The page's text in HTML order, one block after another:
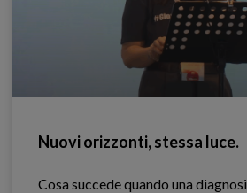
Nuovi orizzonti, stessa luce.
Cosa succede quando una